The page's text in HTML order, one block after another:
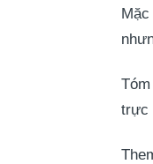
trực